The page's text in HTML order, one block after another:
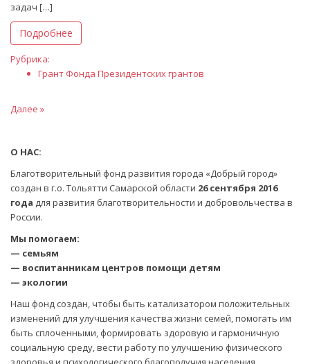
задач […]
Подробнее
Рубрика:
Грант Фонда Президентских грантов
Далее »
О НАС:
Благотворительный фонд развития города «Добрый город»
создан в г.о. Тольятти Самарской области 26 сентября 2016
года для развития благотворительности и добровольчества в
России.
Мы помогаем:
— семьям
— воспитанникам центров помощи детям
— экологии
Наш фонд создан, чтобы быть катализатором положительных
изменений для улучшения качества жизни семей, помогать им
быть сплоченными, формировать здоровую и гармоничную
социальную среду, вести работу по улучшению физического